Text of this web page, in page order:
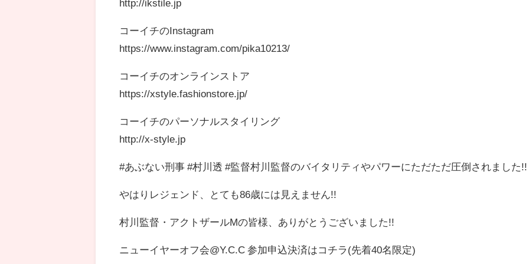
http://ikstile.jp
コーイチのInstagram
https://www.instagram.com/pika10213/
コーイチのオンラインストア
https://xstyle.fashionstore.jp/
コーイチのパーソナルスタイリング
http://x-style.jp
#あぶない刑事 #村川透 #監督村川監督のバイタリティやパワーにただただ圧倒されました!!
やはりレジェンド、とても86歳には見えません!!
村川監督・アクトザールMの皆様、ありがとうございました!!
ニューイヤーオフ会@Y.C.C 参加申込決済はコチラ(先着40名限定)